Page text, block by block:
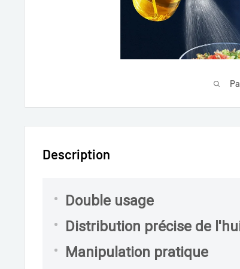
Description
Double usage
Distribution précise de
Manipulation pratique